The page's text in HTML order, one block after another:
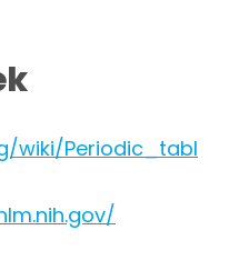
wiki/Periodic_tabl